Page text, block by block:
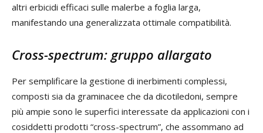
altri erbicidi efficaci sulle malerbe a foglia larga,
manifestando una generalizzata ottimale compatibilità.
Cross-spectrum: gruppo allargato
Per semplificare la gestione di inerbimenti complessi,
composti sia da graminacee che da dicotiledoni, sempre
più ampie sono le superfici interessate da applicazioni con i
cosiddetti prodotti “cross-spectrum”, che assommano ad